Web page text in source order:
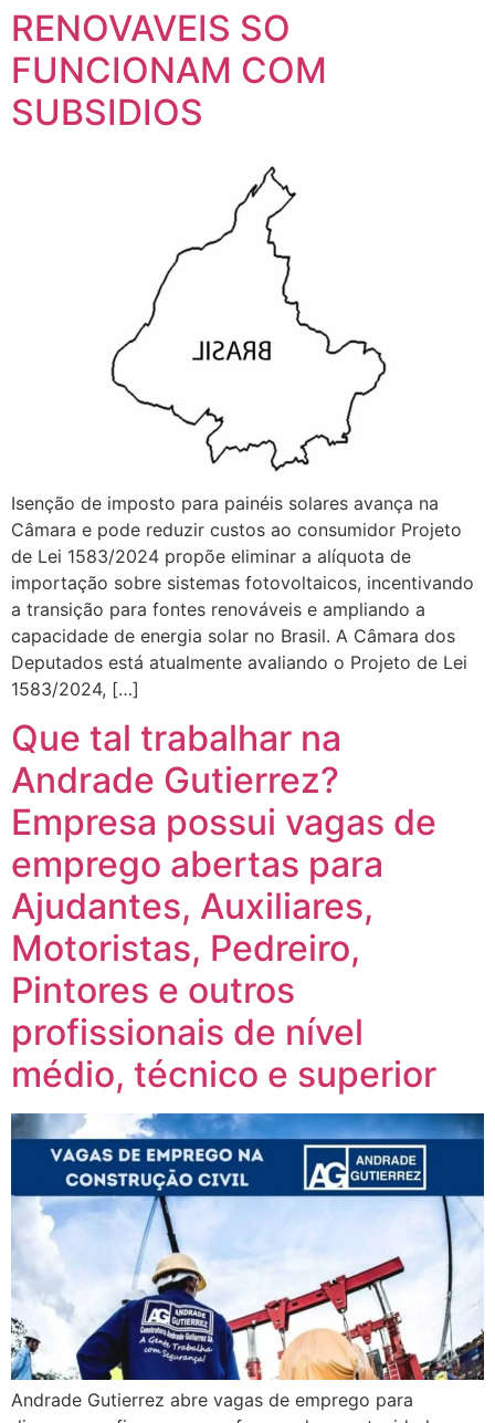
RENOVAVEIS SO
FUNCIONAM COM
SUBSIDIOS
Isenção de imposto para painéis solares avança na
Câmara e pode reduzir custos ao consumidor Projeto
de Lei 1583/2024 propõe eliminar a alíquota de
importação sobre sistemas fotovoltaicos, incentivando
a transição para fontes renováveis e ampliando a
capacidade de energia solar no Brasil. A Câmara dos
Deputados está atualmente avaliando o Projeto de Lei
1583/2024, […]
Que tal trabalhar na
Andrade Gutierrez?
Empresa possui vagas de
emprego abertas para
Ajudantes, Auxiliares,
Motoristas, Pedreiro,
Pintores e outros
profissionais de nível
médio, técnico e superior
Andrade Gutierrez abre vagas de emprego para